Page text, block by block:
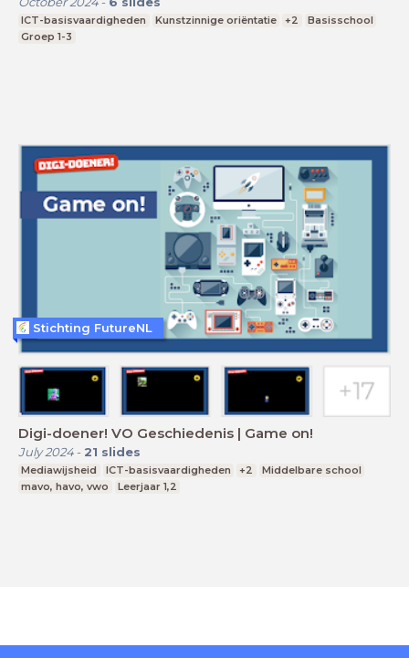
ICT-basisvaardigheden Kunstzinnige oriëntatie +2
Basisschool
Groep 1-3
Digi-doener! VO Geschiedenis | Game on!
July 2024- 21 slides
Mediawijsheid ICT-basisvaardigheden +2
Middelbare school
mavo, havo, vwo
Leerjaar 1,2
Stichting FutureNL